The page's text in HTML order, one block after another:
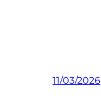
11/03/2026